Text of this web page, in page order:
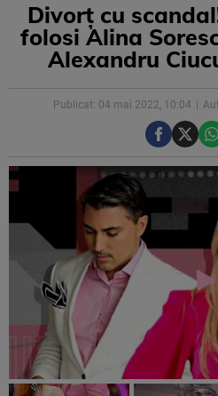
Divorț cu
folosi Alina
Alexandru
Publicat: 04 mai 2022, 10:04